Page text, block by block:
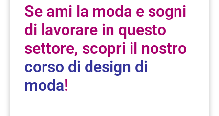
Se ami la moda e sogni
di lavorare in questo
settore, scopri il nostro
corso di design di
moda!